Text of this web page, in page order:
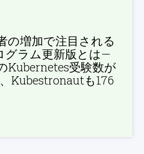
の増加で注目される
グラム更新版とは—
Kubernetes受験数が
Kubestronautも176